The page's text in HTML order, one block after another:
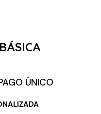
ÚNICO